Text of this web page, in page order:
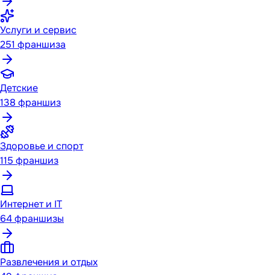
Услуги и сервис
251 франшиза
Детские
138 франшиз
Здоровье и спорт
115 франшиз
Интернет и IT
64франшизы
Развлечения и отдых